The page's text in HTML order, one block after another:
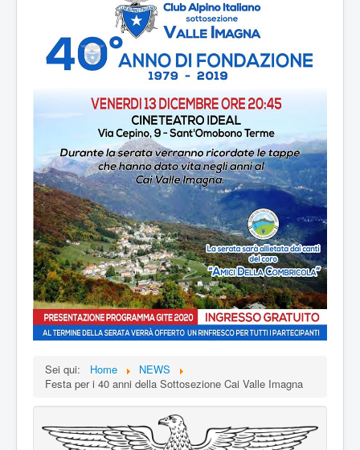
Sei qui: Home
NEWS
Festa per i 40 anni della Sottosezione Cai Valle Imagna